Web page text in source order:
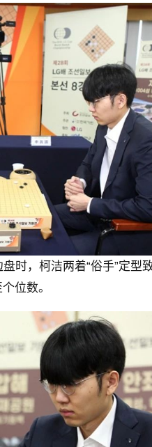
时，柯洁两着“俗手”定型
位数。